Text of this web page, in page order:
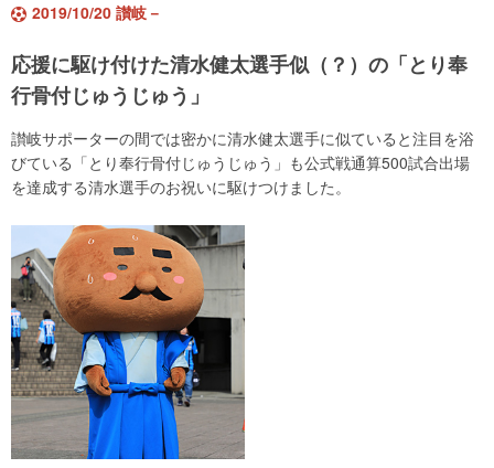
2019/10/20 讃岐－
応援に駆け付けた清水健太選手似（？）の「とり奉
行骨付じゅうじゅう」
讃岐サポーターの間では密かに清水健太選手に似ていると注目を浴
びている「とり奉行骨付じゅうじゅう」も公式戦通算500試合出場
を達成する清水選手のお祝いに駆けつけました。